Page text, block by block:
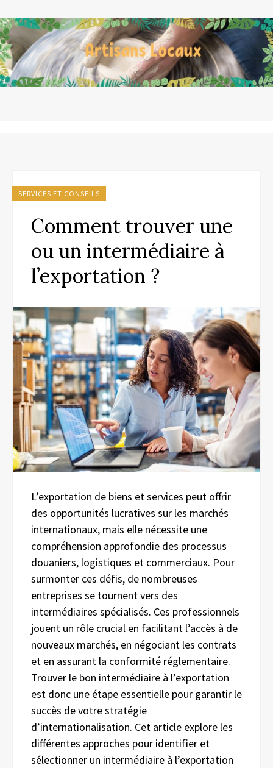
SERVICES ET CONSEILS
Comment trouver une
ou un intermédiaire à
l’exportation ?
L’exportation de biens et services peut offrir
des opportunités lucratives sur les marchés
internationaux, mais elle nécessite une
compréhension approfondie des processus
douaniers, logistiques et commerciaux. Pour
surmonter ces défis, de nombreuses
entreprises se tournent vers des
intermédiaires spécialisés. Ces professionnels
jouent un rôle crucial en facilitant l’accès à de
nouveaux marchés, en négociant les contrats
et en assurant la conformité réglementaire.
Trouver le bon intermédiaire à l’exportation
est donc une étape essentielle pour garantir le
succès de votre stratégie
d’internationalisation. Cet article explore les
différentes approches pour identifier et
sélectionner un intermédiaire à l’exportation